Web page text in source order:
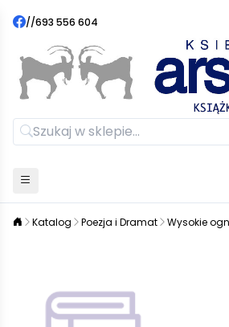
//693 556 604
Katalog Poezja i Dramat Wysokie